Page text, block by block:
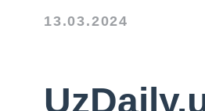
13.03.2024